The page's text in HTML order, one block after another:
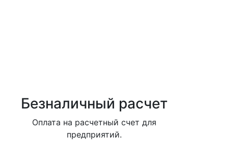
Безналичный расчет
Оплата на расчетный счет для
предприятий.